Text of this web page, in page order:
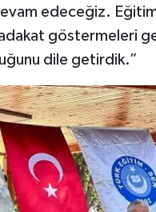
edeceğiz. Eğitim
göstermeleri
dile getirdik.”